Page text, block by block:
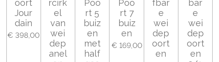
oort
Jour
dain
€ 398,00
rcirk
el
van
wei
dep
anel
Poo
rt 5
buiz
en
met
half
Poo
rt 7
buiz
en
€ 169,00
fbar
e
wei
dep
oort
en
bar
e
wei
dep
oort
en